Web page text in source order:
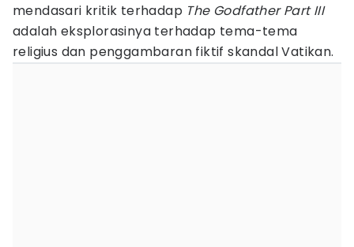
mendasari kritik terhadap The Godfather Part III
adalah eksplorasinya terhadap tema-tema
religius dan penggambaran fiktif skandal Vatikan.